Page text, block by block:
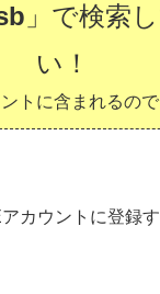
」で検索
い！
トに含まれるの
カウントに登録